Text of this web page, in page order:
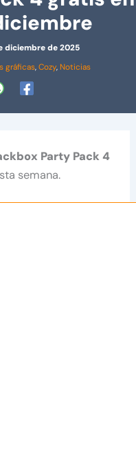
diciembre de 2025
gráficas,Cozy, Noticias
Party Pack 4
semana.